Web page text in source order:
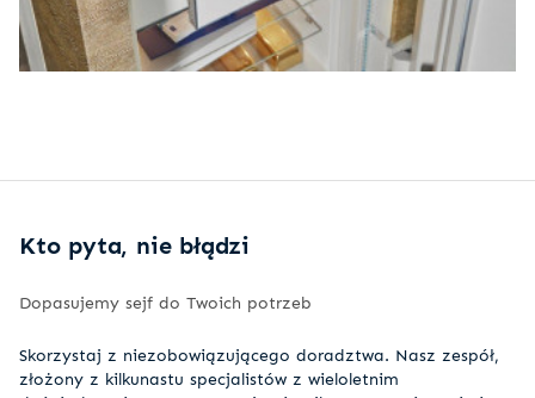
Kto pyta, nie błądzi
Dopasujemy sejf do Twoich potrzeb
Skorzystaj z niezobowiązującego doradztwa. Nasz zespół,
złożony z kilkunastu specjalistów z wieloletnim